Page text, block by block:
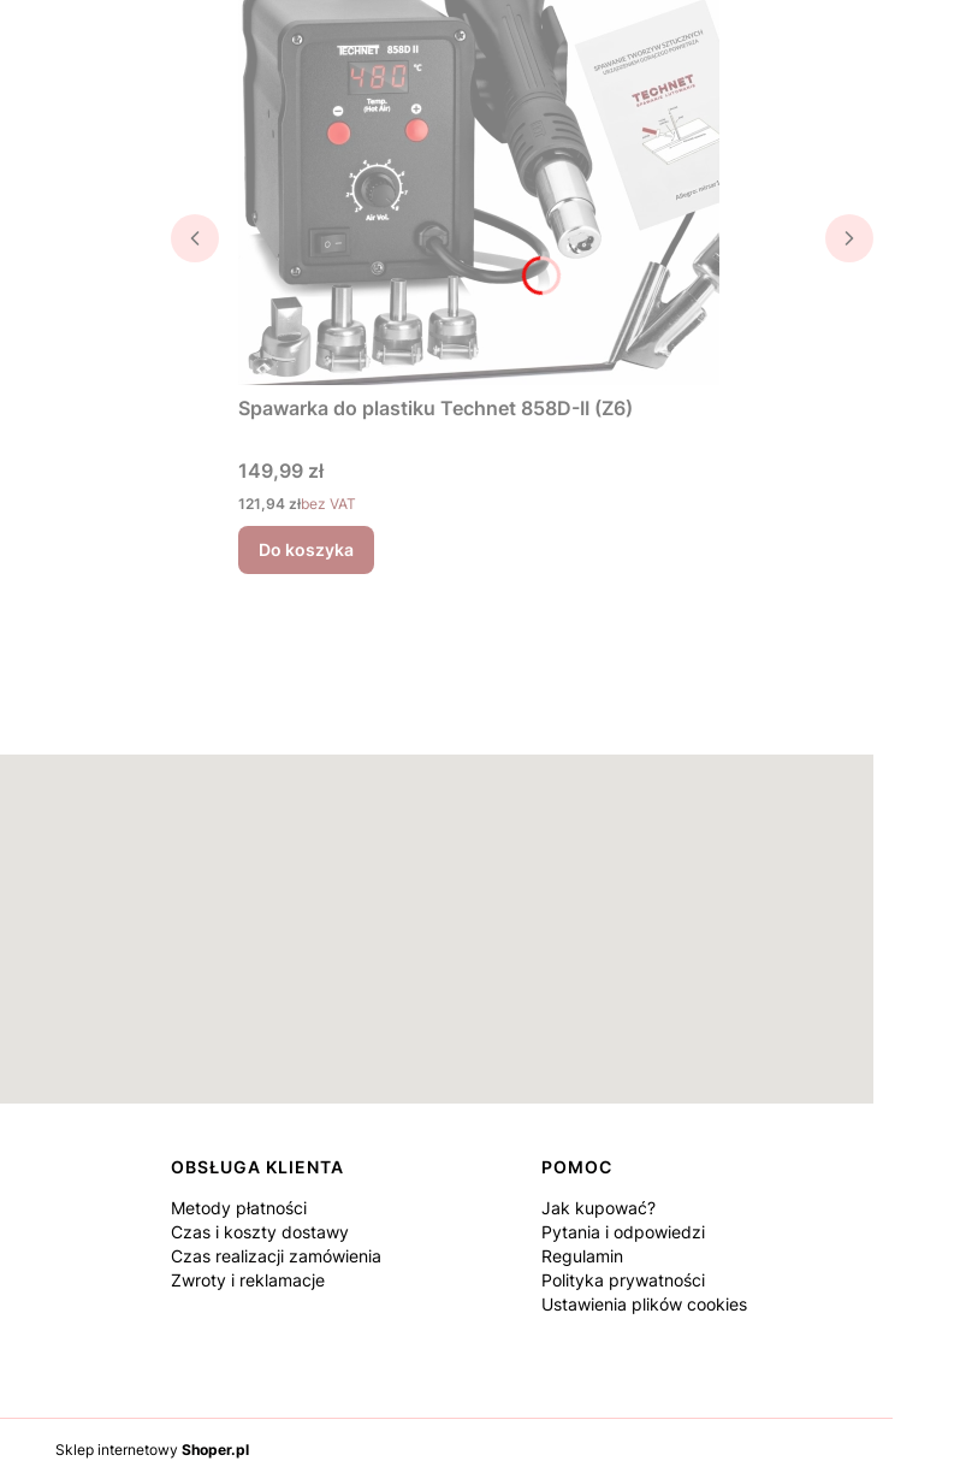
Spawarka do plastiku Technet 858D-II (Z6)
Cena
149,99 zł
Cena
121,94 złbez VAT
Do koszyka
OBSŁUGA KLIENTA
Metody płatności
Czas i koszty dostawy
Czas realizacji zamówienia
Zwroty i reklamacje
POMOC
Jak kupować?
Pytania i odpowiedzi
Regulamin
Polityka prywatności
Ustawienia plików cookies
Sklep internetowy Shoper.pl